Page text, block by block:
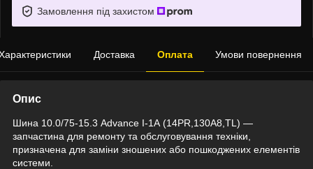
Замовлення під захистом
Доставка Оплата Умови повернення
Опис
Шина 10.0/75-15.3 Advance I-1А (14PR,130A8,TL) —
запчастина для ремонту та обслуговування техніки,
призначена для заміни зношених або пошкоджених елементів
системи.